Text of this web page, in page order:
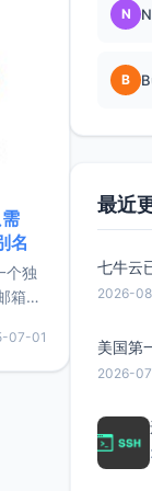
名
个独
箱等
较有
惠的
07-01
N
B
最近
2026-
2026-